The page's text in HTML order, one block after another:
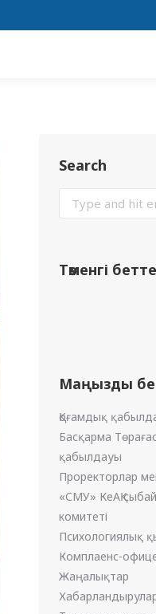
Search
Төменгі
Маңызды
Қоғамдық
Басқарма
қабылдауы
Проректорлар
«СМУ» КеАҚ
комитеті
Психологиялық
Комплаенс-
Жаңалықтар